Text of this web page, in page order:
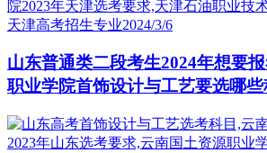
天津高考招生专业2024/3/6
山东普通类二段考生2024年想要
职业学院首饰设计与工艺要选哪些